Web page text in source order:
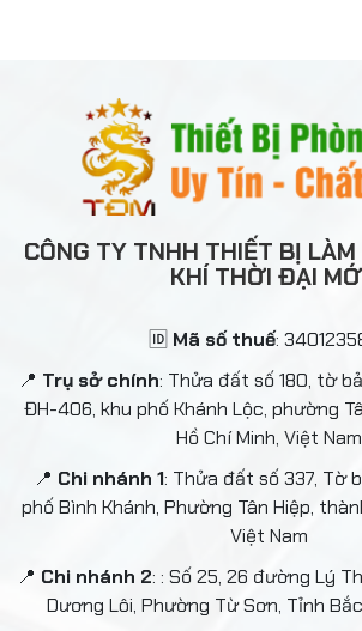
CÔNG TY TNHH THIẾT BỊ LÀM
KHÍ THỜI ĐẠI
🆔 Mã số thuế:
📍 Trụ sở chính: Thửa đất số 180, tờ
ĐH-406, khu phố Khánh Lộc, phường
Hồ Chí Minh, Việt Nam
📍 Chi nhánh 1: Thửa đất số 337, Tờ
phố Bình Khánh, Phường Tân Hiệp,
Việt Nam
📍 Chi nhánh 2: : Số 25, 26 đường Lý
Dương Lôi, Phường Từ Sơn, Tỉnh